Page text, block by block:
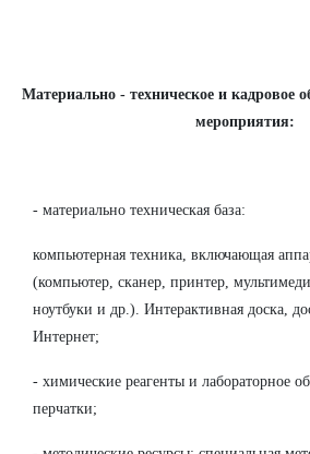
Материально - техническое и кадровое
мероприятия:
- материально техническая база:
компьютерная техника, включающая
(компьютер, сканер, принтер,
ноутбуки и др.). Интерактивная доска,
Интернет;
- химические реагенты и лабораторное
перчатки;